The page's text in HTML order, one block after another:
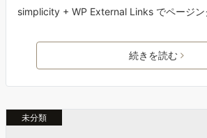
simplicity + WP External Links でページン
続きを読む
未分類